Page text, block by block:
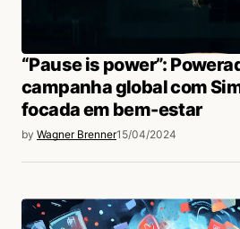
“Pause is power”:
campanha global com
focada em bem-estar
by Wagner Brenner15/04/2024